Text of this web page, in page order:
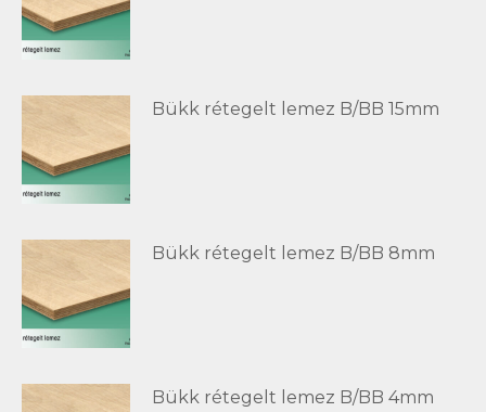
Bükk rétegelt lemez B/BB 15mm
Bükk rétegelt lemez B/BB 8mm
Bükk rétegelt lemez B/BB 4mm